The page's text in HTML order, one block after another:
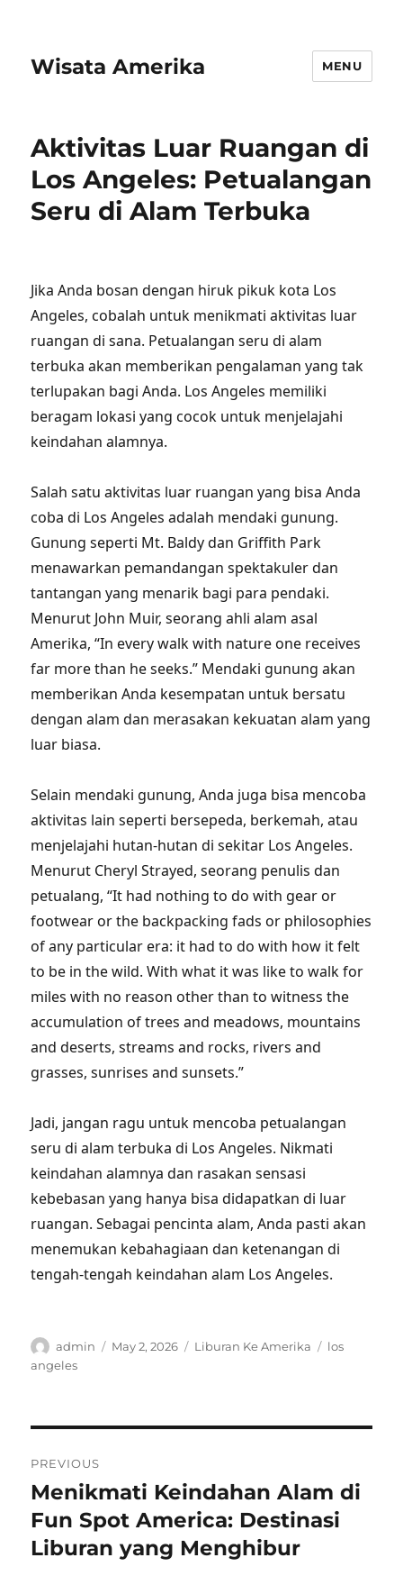
Wisata Amerika MENU
Aktivitas Luar Ruangan di
Los Angeles: Petualangan
Seru di Alam Terbuka
Jika Anda bosan dengan hiruk pikuk kota Los
Angeles, cobalah untuk menikmati aktivitas luar
ruangan di sana. Petualangan seru di alam
terbuka akan memberikan pengalaman yang tak
terlupakan bagi Anda. Los Angeles memiliki
beragam lokasi yang cocok untuk menjelajahi
keindahan alamnya.
Salah satu aktivitas luar ruangan yang bisa Anda
coba di Los Angeles adalah mendaki gunung.
Gunung seperti Mt. Baldy dan Griffith Park
menawarkan pemandangan spektakuler dan
tantangan yang menarik bagi para pendaki.
Menurut John Muir, seorang ahli alam asal
Amerika, “In every walk with nature one receives
far more than he seeks.” Mendaki gunung akan
memberikan Anda kesempatan untuk bersatu
dengan alam dan merasakan kekuatan alam yang
luar biasa.
Selain mendaki gunung, Anda juga bisa mencoba
aktivitas lain seperti bersepeda, berkemah, atau
menjelajahi hutan-hutan di sekitar Los Angeles.
Menurut Cheryl Strayed, seorang penulis dan
petualang, “It had nothing to do with gear or
footwear or the backpacking fads or philosophies
of any particular era: it had to do with how it felt
to be in the wild. With what it was like to walk for
miles with no reason other than to witness the
accumulation of trees and meadows, mountains
and deserts, streams and rocks, rivers and
grasses, sunrises and sunsets.”
Jadi, jangan ragu untuk mencoba petualangan
seru di alam terbuka di Los Angeles. Nikmati
keindahan alamnya dan rasakan sensasi
kebebasan yang hanya bisa didapatkan di luar
ruangan. Sebagai pencinta alam, Anda pasti akan
menemukan kebahagiaan dan ketenangan di
tengah-tengah keindahan alam Los Angeles.
Author
admin
Posted
May 2, 2026 Categories
Liburan Ke Amerika Tags
los
angeles
navigation
PREVIOUS
Previous
post:
Menikmati Keindahan Alam di
Fun Spot America: Destinasi
Liburan yang Menghibur